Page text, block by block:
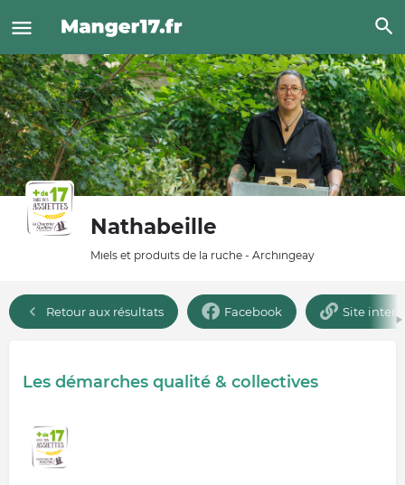
Nathabeille
Miels et produits de la ruche - Archingeay
Retour aux résultats Facebook Site
Les démarches qualité & collectives